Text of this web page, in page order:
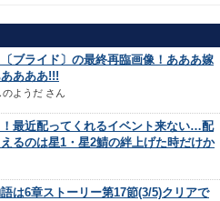
ブライド〕の最終再臨画像！あああ嫁
あああ!!!
のようだ さん
最近配ってくれるイベント来ない…配
るのは星1・星2鯖の絆上げた時だけか
は6章ストーリー第17節(3/5)クリアで